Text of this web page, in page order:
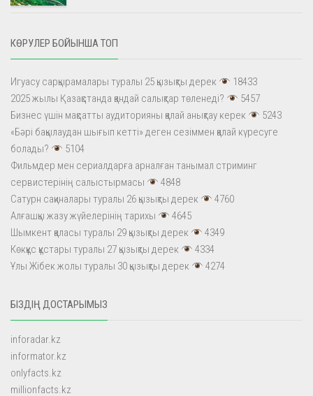
КӨРУЛЕР БОЙЫНША ТОП
Игуасу сарқырамалары туралы 25 қызықты дерек
18433
2025 жылы Қазақстанда қандай салықтар төленеді?
5457
Бизнес үшін мақсатты аудиторияны қалай анықтау керек
5243
«Бәрі бақылаудан шығып кетті» деген сезіммен қалай күресуге
болады?
5104
Фильмдер мен сериалдарға арналған танымал стриминг
сервистерінің салыстырмасы
4848
Сатурн сақиналары туралы 26 қызықты дерек
4760
Алғашқы жазу жүйелерінің тарихы
4645
Шымкент қаласы туралы 29 қызықты дерек
4349
Көкқұс құстары туралы 27 қызықты дерек
4334
Ұлы Жібек жолы туралы 30 қызықты дерек
4274
БІЗДІҢ ДОСТАРЫМЫЗ
inforadar.kz
informator.kz
onlyfacts.kz
millionfacts.kz